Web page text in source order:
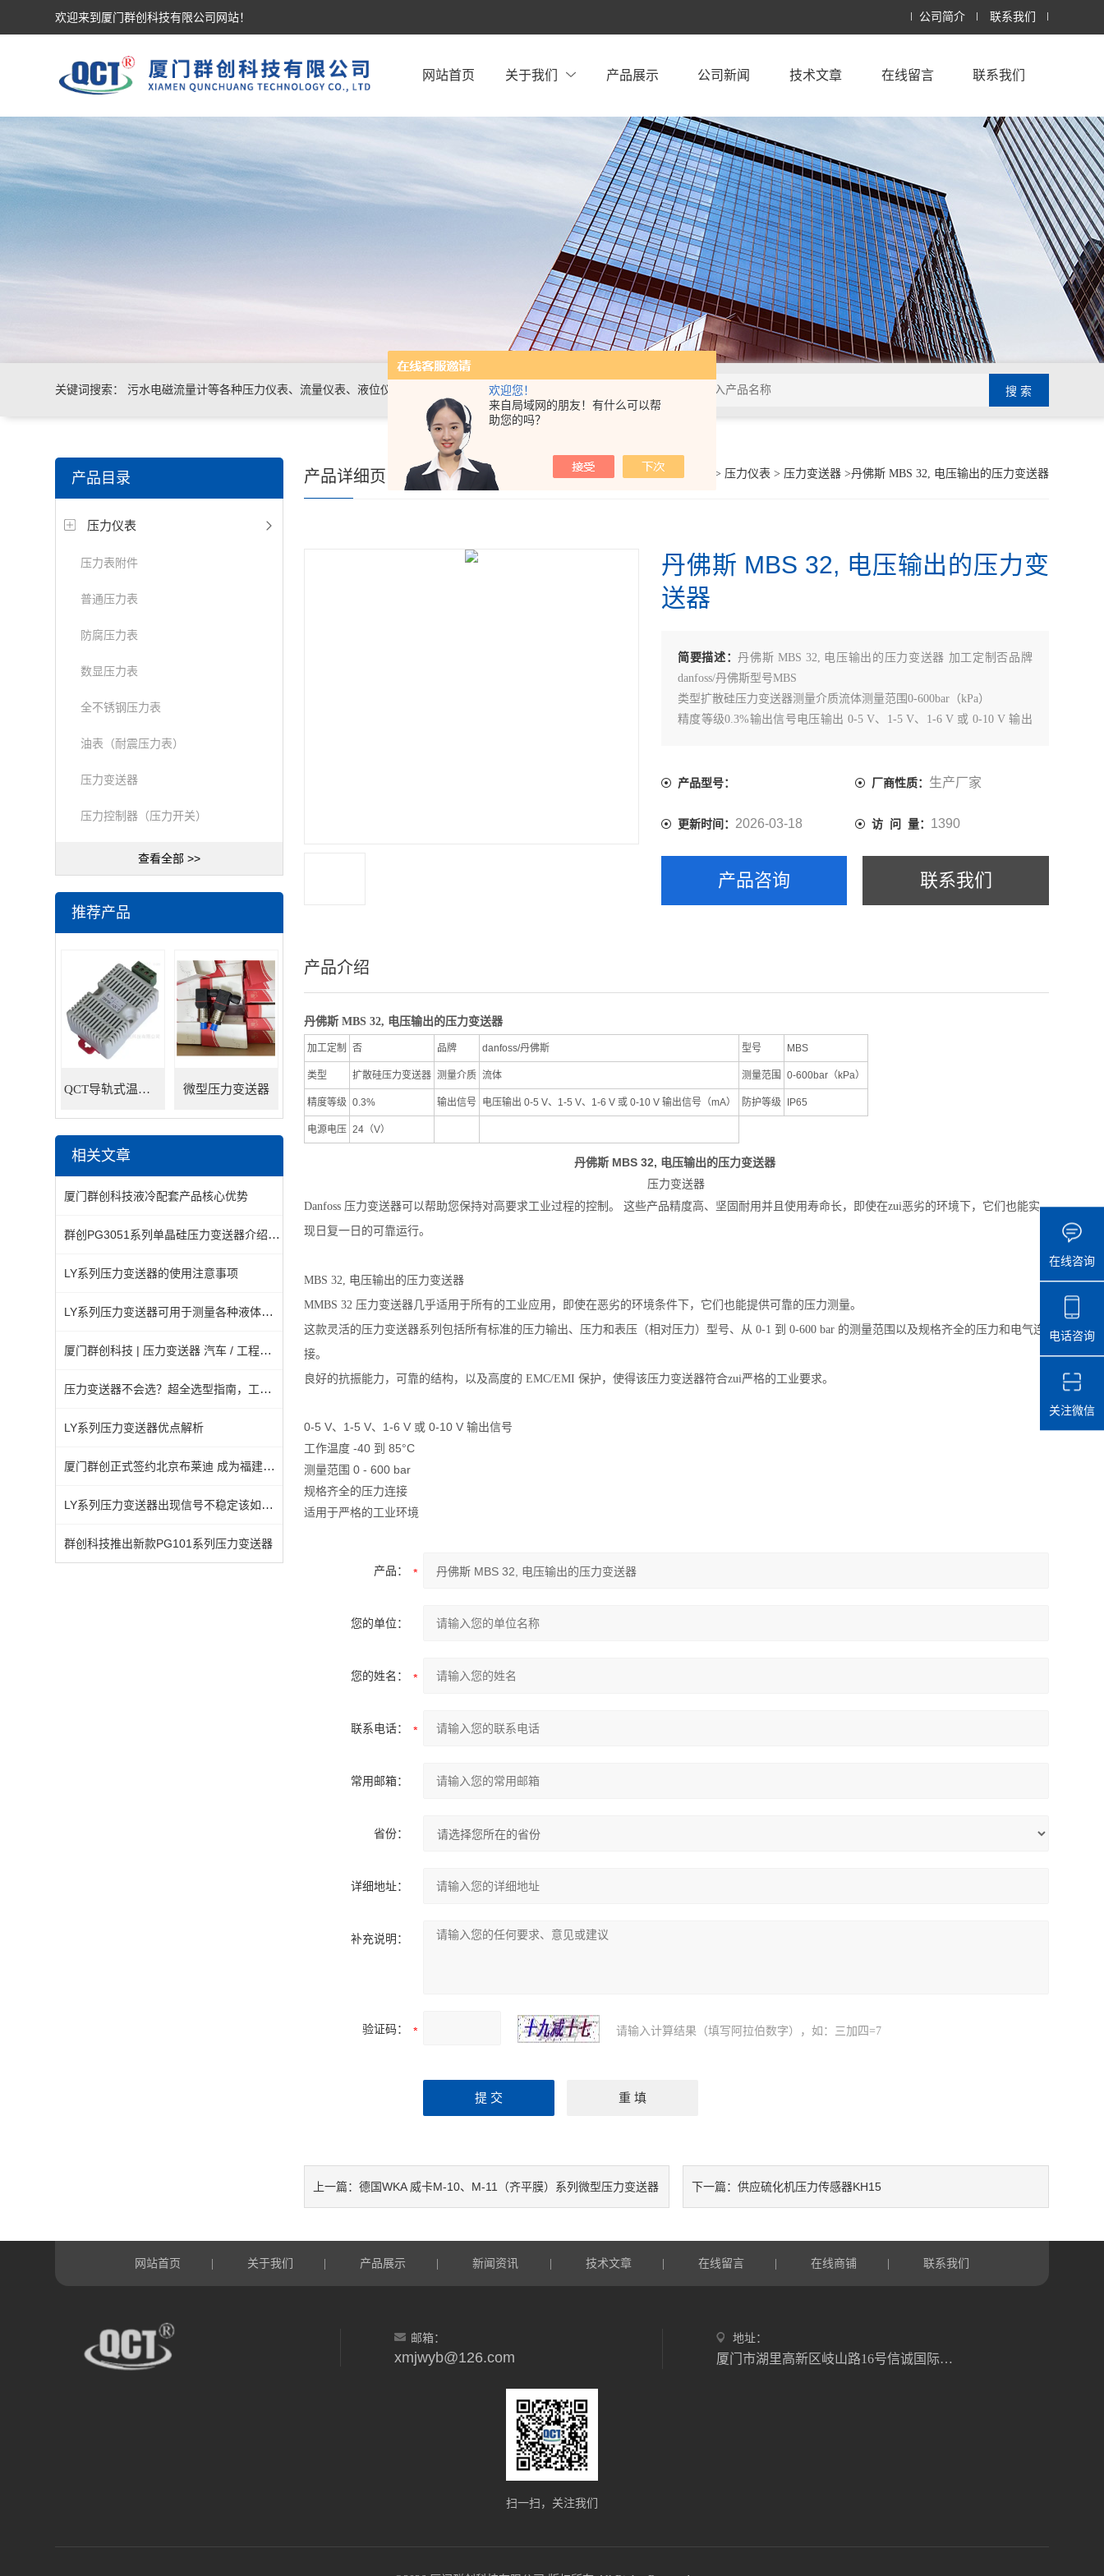
欢迎您！
来自局域网的朋友！有什么可以帮
助您的吗？
欢迎来到厦门群创科技有限公司网站！ 公司简介 联系我们
网站首页 关于我们 产品展示 公司新闻 技术文章 在线留言 联系我们
关键词搜索： 污水电磁流量计等各种压力仪表、流量仪表、液位仪表、温度仪表及水质分析仪表
产品目录
压力仪表
压力表附件
普通压力表
防腐压力表
数显压力表
全不锈钢压力表
油表（耐震压力表）
压力变送器
压力控制器（压力开关）
查看全部 >>
推荐产品
QCT导轨式温湿度变送器 微型压力变送器
相关文章
厦门群创科技液冷配套产品核心优势
群创PG3051系列单晶硅压力变送器介绍资料
LY系列压力变送器的使用注意事项
LY系列压力变送器可用于测量各种液体或气体的压力
厦门群创科技 | 压力变送器 汽车 / 工程车辆专用应用方案
压力变送器不会选？超全选型指南，工控人直接套用。
LY系列压力变送器优点解析
厦门群创正式签约北京布莱迪 成为福建省地区正式授权代理机构
LY系列压力变送器出现信号不稳定该如何处理？
群创科技推出新款PG101系列压力变送器
你的位置： 首页 > > 压力仪表 > 压力变送器>丹佛斯 MBS 32, 电压输出的压力变送器
产品详细页
丹佛斯 MBS 32, 电压输出的压力变
送器
简要描述：丹佛斯 MBS 32, 电压输出的压力变送器 加工定制否品牌
danfoss/丹佛斯型号MBS
类型扩散硅压力变送器测量介质流体测量范围0-600bar（kPa）
精度等级0.3%输出信号电压输出 0-5 V、1-5 V、1-6 V 或 0-10 V 输出
产品型号：
厂商性质： 生产厂家
更新时间： 2026-03-18 访 问 量： 1390
产品咨询 联系我们
产品介绍
丹佛斯 MBS 32, 电压输出的压力变送器
加工定制 否 品牌 danfoss/丹佛斯 型号 MBS
类型 扩散硅压力变送器 测量介质 流体 测量范围 0-600bar（kPa）
精度等级 0.3% 输出信号 电压输出 0-5 V、1-5 V、1-6 V 或 0-10 V 输出信号（mA） 防护等级 IP65
电源电压 24（V）
丹佛斯 MBS 32, 电压输出的压力变送器
压力变送器
Danfoss 压力变送器可以帮助您保持对高要求工业过程的控制。 这些产品精度高、坚固耐用并且使用寿命长，即使在zui恶劣的环境下，它们也能实
现日复一日的可靠运行。
MBS 32, 电压输出的压力变送器
MMBS 32 压力变送器几乎适用于所有的工业应用，即使在恶劣的环境条件下，它们也能提供可靠的压力测量。
这款灵活的压力变送器系列包括所有标准的压力输出、压力和表压（相对压力）型号、从 0-1 到 0-600 bar 的测量范围以及规格齐全的压力和电气连
接。
良好的抗振能力，可靠的结构，以及高度的 EMC/EMI 保护，使得该压力变送器符合zui严格的工业要求。
0-5 V、1-5 V、1-6 V 或 0-10 V 输出信号
工作温度 -40 到 85°C
测量范围 0 - 600 bar
规格齐全的压力连接
适用于严格的工业环境
产品：
您的单位：
您的姓名：
联系电话：
常用邮箱：
省份：
详细地址：
补充说明：
验证码： 请输入计算结果（填写阿拉伯数字），如：三加四=7
上一篇： 德国WKA 威卡M-10、M-11（齐平膜）系列微型压力变送器 下一篇：供应硫化机压力传感器KH15
网站首页 关于我们 产品展示 新闻资讯 技术文章 在线留言 在线商铺 联系我们
邮箱：
xmjwyb@126.com
地址：
厦门市湖里高新区岐山路16号信诚国际大厦1号楼822室
扫一扫，关注我们
在线咨询
电话咨询
关注微信